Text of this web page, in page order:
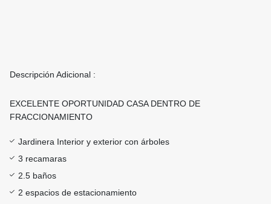
Descripción Adicional :
EXCELENTE OPORTUNIDAD CASA DENTRO DE
FRACCIONAMIENTO
Jardinera Interior y exterior con árboles
3 recamaras
2.5 baños
2 espacios de estacionamiento